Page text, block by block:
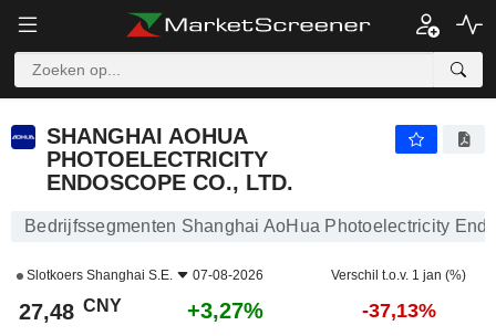
SHANGHAI AOHUA
PHOTOELECTRICITY
ENDOSCOPE CO., LTD.
Bedrijfssegmenten Shanghai AoHua Photoelectricity
Slotkoers Shanghai S.E. 07-08-2026 Verschil t.o.v. 1 jan (%)
27,48 CNY +3,27% -37,13%